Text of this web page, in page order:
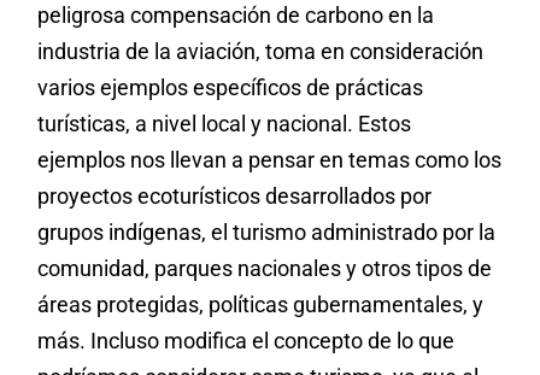
peligrosa compensación de carbono en la
industria de la aviación, toma en consideración
varios ejemplos específicos de prácticas
turísticas, a nivel local y nacional. Estos
ejemplos nos llevan a pensar en temas como los
proyectos ecoturísticos desarrollados por
grupos indígenas, el turismo administrado por la
comunidad, parques nacionales y otros tipos de
áreas protegidas, políticas gubernamentales, y
más. Incluso modifica el concepto de lo que